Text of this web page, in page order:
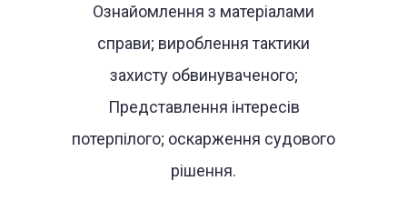
Ознайомлення з матеріалами
справи; вироблення тактики
захисту обвинуваченого;
Представлення інтересів
потерпілого; оскарження судового
рішення.